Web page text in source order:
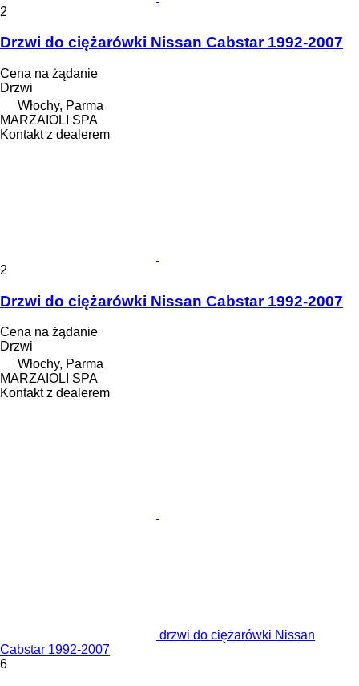
2
Drzwi do ciężarówki Nissan Cabstar 1992-2007
Cena na żądanie
Drzwi
Włochy, Parma
MARZAIOLI SPA
Kontakt z dealerem
2
Drzwi do ciężarówki Nissan Cabstar 1992-2007
Cena na żądanie
Drzwi
Włochy, Parma
MARZAIOLI SPA
Kontakt z dealerem
drzwi do ciężarówki Nissan
Cabstar 1992-2007
6